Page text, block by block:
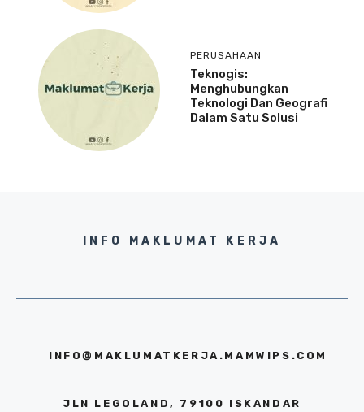
PERUSAHAAN
Teknogis:
Menghubungkan
Teknologi Dan Geografi
Dalam Satu Solusi
INFO MAKLUMAT KERJA
INFO@MAKLUMATKERJA.MAMWIPS.COM
JLN LEGOLAND, 79100 ISKANDAR